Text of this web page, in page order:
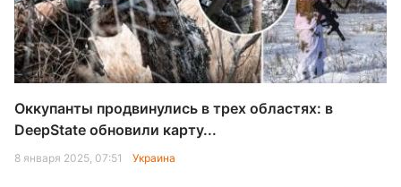
Оккупанты продвинулись в трех областях: в
DeepState обновили карту...
8 января 2025, 07:51 Украина